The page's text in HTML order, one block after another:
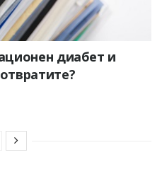
диабет и